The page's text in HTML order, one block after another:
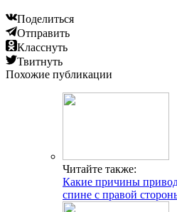
Поделиться
Отправить
Класснуть
Твитнуть
Похожие публикации
Читайте также:
Какие причины
спине с правой